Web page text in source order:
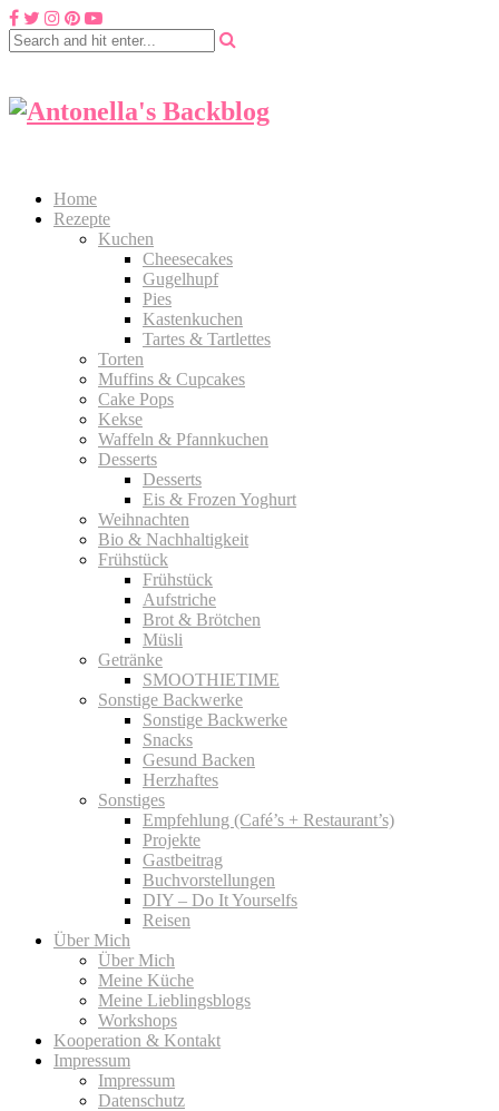
Home
Rezepte
Kuchen
Cheesecakes
Gugelhupf
Pies
Kastenkuchen
Tartes & Tartlettes
Torten
Muffins & Cupcakes
Cake Pops
Kekse
Waffeln & Pfannkuchen
Desserts
Desserts
Eis & Frozen Yoghurt
Weihnachten
Bio & Nachhaltigkeit
Frühstück
Frühstück
Aufstriche
Brot & Brötchen
Müsli
Getränke
SMOOTHIETIME
Sonstige Backwerke
Sonstige Backwerke
Snacks
Gesund Backen
Herzhaftes
Sonstiges
Empfehlung (Café’s + Restaurant’s)
Projekte
Gastbeitrag
Buchvorstellungen
DIY – Do It Yourselfs
Reisen
Über Mich
Über Mich
Meine Küche
Meine Lieblingsblogs
Workshops
Kooperation & Kontakt
Impressum
Impressum
Datenschutz